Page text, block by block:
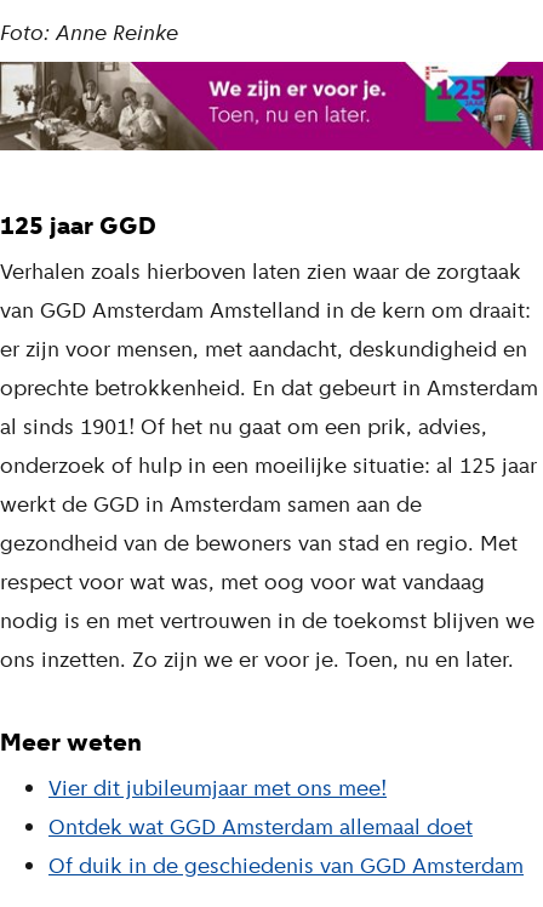
Foto: Anne Reinke
125 jaar GGD
Verhalen zoals hierboven laten zien waar de zorgtaak
van GGD Amsterdam Amstelland in de kern om draait:
er zijn voor mensen, met aandacht, deskundigheid en
oprechte betrokkenheid. En dat gebeurt in Amsterdam
al sinds 1901! Of het nu gaat om een prik, advies,
onderzoek of hulp in een moeilijke situatie: al 125 jaar
werkt de GGD in Amsterdam samen aan de
gezondheid van de bewoners van stad en regio. Met
respect voor wat was, met oog voor wat vandaag
nodig is en met vertrouwen in de toekomst blijven we
ons inzetten. Zo zijn we er voor je. Toen, nu en later.
Meer weten
Vier dit jubileumjaar met ons mee!
Ontdek wat GGD Amsterdam allemaal doet
Of duik in de geschiedenis van GGD Amsterdam